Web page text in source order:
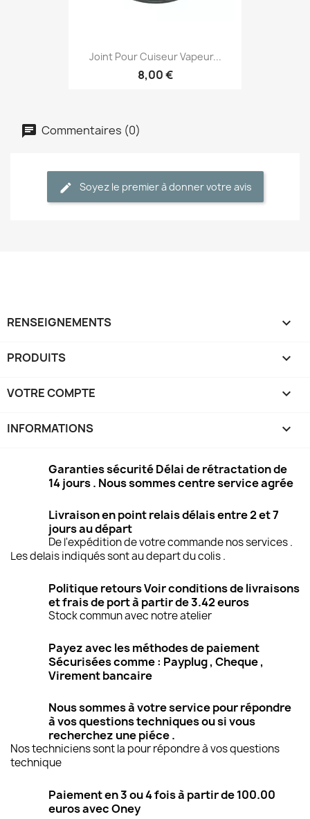
Joint Pour Cuiseur Vapeur...
8,00 €
Commentaires (0)
Soyez le premier à donner votre avis
RENSEIGNEMENTS 
PRODUITS 
VOTRE COMPTE 
INFORMATIONS keyboard_arrow_down
Garanties sécurité Délai de rétractation de
14 jours . Nous sommes centre service agrée
Livraison en point relais délais entre 2 et 7
jours au départ
De l'expédition de votre commande nos services .
Les delais indiqués sont au depart du colis .
Politique retours Voir conditions de livraisons
et frais de port à partir de 3.42 euros
Stock commun avec notre atelier
Payez avec les méthodes de paiement
Sécurisées comme : Payplug , Cheque ,
Virement bancaire
Nous sommes à votre service pour répondre
à vos questions techniques ou si vous
recherchez une piéce .
Nos techniciens sont la pour répondre à vos questions
technique
Paiement en 3 ou 4 fois à partir de 100.00
euros avec Oney